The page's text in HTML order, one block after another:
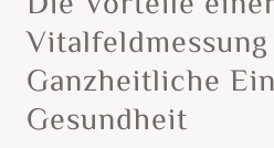
Ganzheitliche
Gesundheit